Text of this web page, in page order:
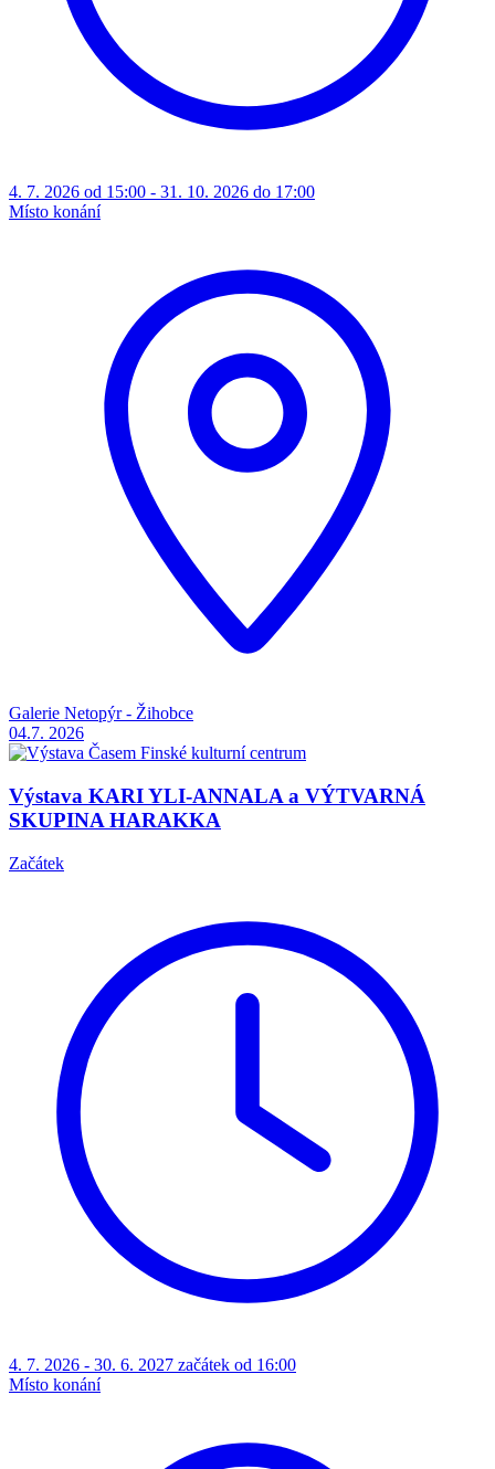
4. 7. 2026 od 15:00 - 31. 10. 2026 do 17:00
Místo konání
Galerie Netopýr - Žihobce
04.7. 2026
Výstava KARI YLI-ANNALA a VÝTVARNÁ
SKUPINA HARAKKA
Začátek
4. 7. 2026 - 30. 6. 2027 začátek od 16:00
Místo konání